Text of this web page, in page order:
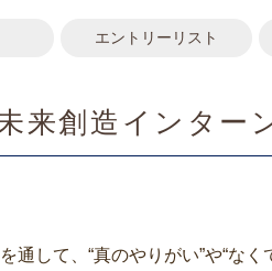
エントリーリスト
来創造インター
して、“真のやりがい”や“なく